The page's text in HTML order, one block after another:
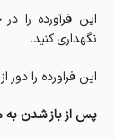
این فرآورده را
نگهداری کنید.
این فراورده را
پس از باز شدن به مدت ۳۰ روز قابل استفاده در